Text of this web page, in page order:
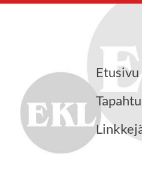
ry Etusivu